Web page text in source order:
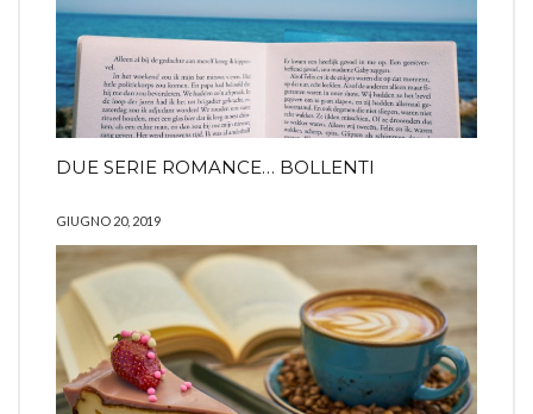
DUE SERIE ROMANCE… BOLLENTI
GIUGNO 20, 2019